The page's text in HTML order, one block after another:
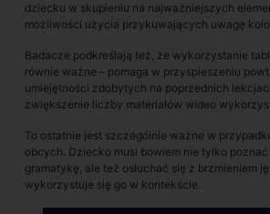
dziecku w skupieniu na najważniejszych
możliwości użycia przykuwających uwagę
Badacze podkreślają też, że wykorzystanie
równie ważne – pomaga w przyspieszeniu
umiejętności zdobytych na poprzednich
zwiększenie liczby materiałów wideo
To ostatnie jest szczególnie ważne w
obcych. Dziecko musi bowiem nie tylko
gramatykę, ale też osłuchać się z brzmieniem
wykorzystuje się go w kontekście.